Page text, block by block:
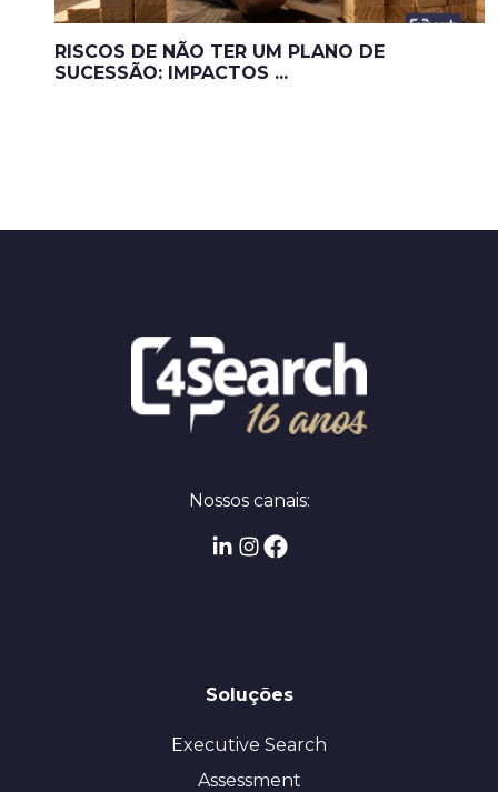
RISCOS DE NÃO TER UM PLANO DE
SUCESSÃO: IMPACTOS ...
Nossos canais:
Soluções
Executive Search
Assessment